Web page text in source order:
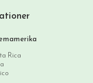
Rica